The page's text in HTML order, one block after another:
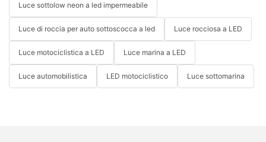
Luce sottolow neon a led impermeabile
Luce di roccia per auto sottoscocca a led Luce rocciosa a LED
Luce motociclistica a LED Luce marina a LED
Luce automobilistica LED motociclistico Luce sottomarina